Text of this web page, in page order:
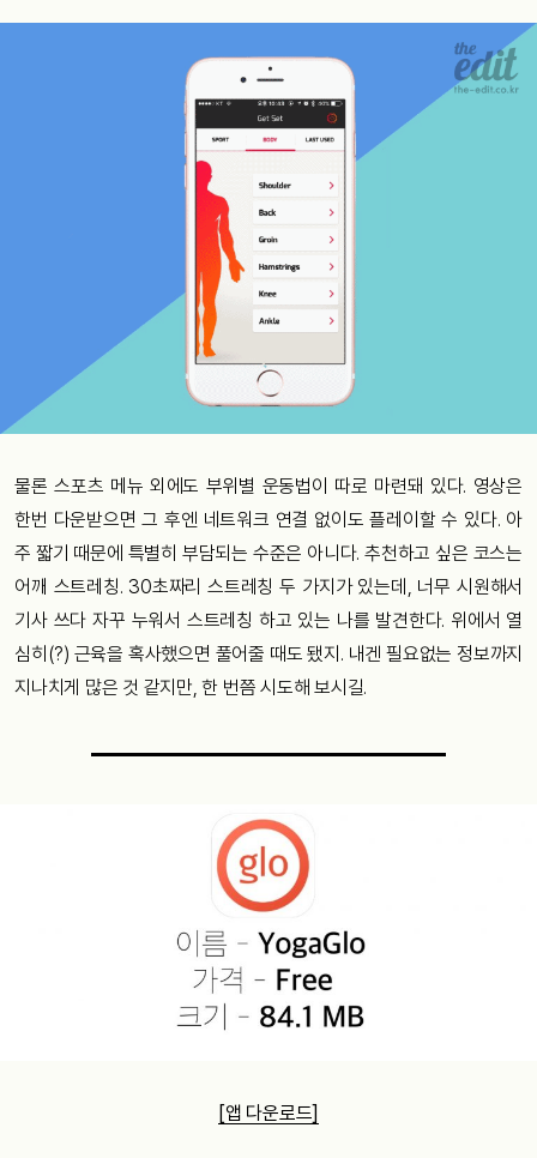
물론 스포츠 메뉴 외에도 부위별 운동법이 따로 마련돼 있다. 영상은
한번 다운받으면 그 후엔 네트워크 연결 없이도 플레이할 수 있다. 아
주 짧기 때문에 특별히 부담되는 수준은 아니다. 추천하고 싶은 코스는
어깨 스트레칭. 30초짜리 스트레칭 두 가지가 있는데, 너무 시원해서
기사 쓰다 자꾸 누워서 스트레칭 하고 있는 나를 발견한다. 위에서 열
심히(?) 근육을 혹사했으면 풀어줄 때도 됐지. 내겐 필요없는 정보까지
지나치게 많은 것 같지만, 한 번쯤 시도해 보시길.
[앱 다운로드]